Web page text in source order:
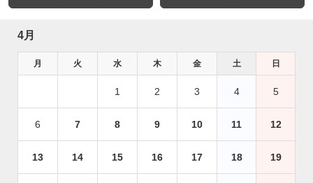
4月
月 火 水 木 金 土 日
1 2 3 4 5
6 7 8 9 10 11 12
13 14 15 16 17 18 19